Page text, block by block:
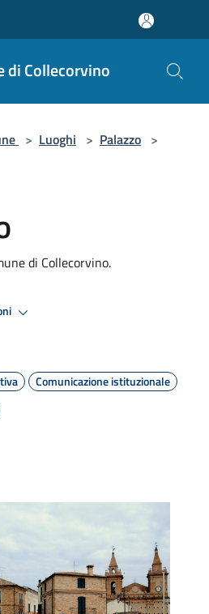
di Collecorvino
> Luoghi > Palazzo >
di Collecorvino.
Comunicazione istituzionale